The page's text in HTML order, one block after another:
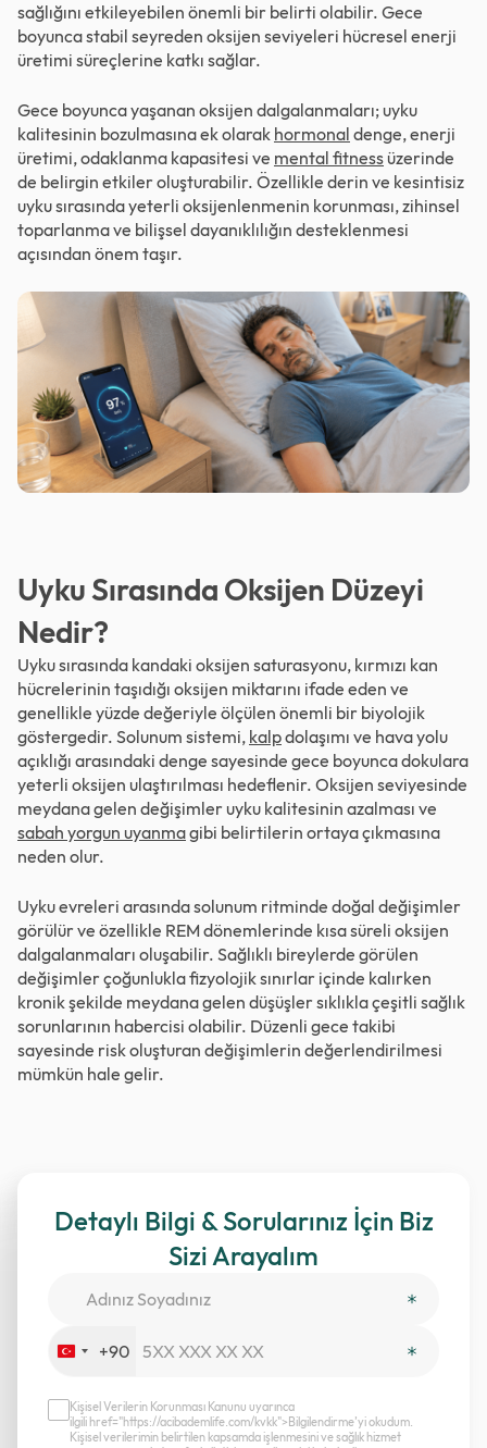
sağlığını etkileyebilen önemli bir belirti olabilir. Gece
boyunca stabil seyreden oksijen seviyeleri hücresel enerji
üretimi süreçlerine katkı sağlar.
Gece boyunca yaşanan oksijen dalgalanmaları; uyku
kalitesinin bozulmasına ek olarak hormonal denge, enerji
üretimi, odaklanma kapasitesi ve mental fitnessüzerinde
de belirgin etkiler oluşturabilir. Özellikle derin ve kesintisiz
uyku sırasında yeterli oksijenlenmenin korunması, zihinsel
toparlanma ve bilişsel dayanıklılığın desteklenmesi
açısından önem taşır.
Uyku Sırasında Oksijen Düzeyi
Nedir?
Uyku sırasında kandaki oksijen saturasyonu, kırmızı kan
hücrelerinin taşıdığı oksijen miktarını ifade eden ve
genellikle yüzde değeriyle ölçülen önemli bir biyolojik
göstergedir. Solunum sistemi, kalpdolaşımı ve hava yolu
açıklığı arasındaki denge sayesinde gece boyunca dokulara
yeterli oksijen ulaştırılması hedeflenir. Oksijen seviyesinde
meydana gelen değişimler uyku kalitesinin azalması ve
sabah yorgun uyanmagibi belirtilerin ortaya çıkmasına
neden olur.
Uyku evreleri arasında solunum ritminde doğal değişimler
görülür ve özellikle REM dönemlerinde kısa süreli oksijen
dalgalanmaları oluşabilir. Sağlıklı bireylerde görülen
değişimler çoğunlukla fizyolojik sınırlar içinde kalırken
kronik şekilde meydana gelen düşüşler sıklıkla çeşitli sağlık
sorunlarının habercisi olabilir. Düzenli gece takibi
sayesinde risk oluşturan değişimlerin değerlendirilmesi
mümkün hale gelir.
Detaylı Bilgi & Sorularınız İçin Biz
Sizi Arayalım
Turkey
+90
Kişisel Verilerin Korunması Kanunu uyarınca
ilgili href="https://acibademlife.com/kvkk">Bilgilendirme’yi okudum.
Kişisel verilerimin belirtilen kapsamda işlenmesini ve sağlık hizmet